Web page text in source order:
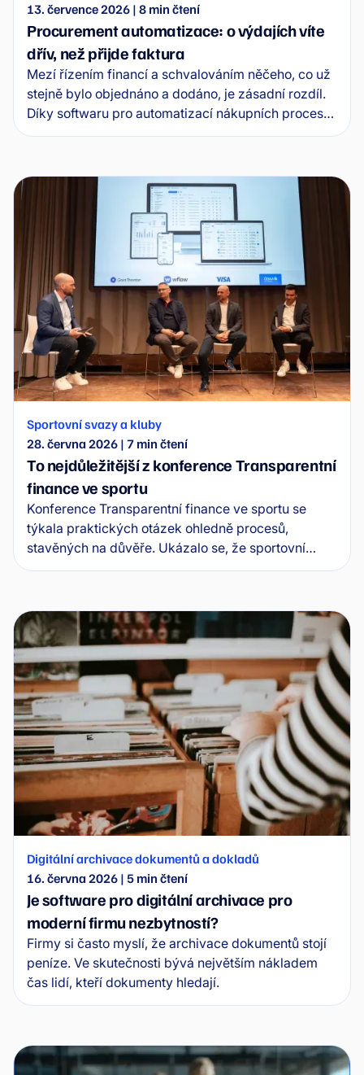
13. července 2026 | 8 min čtení
Procurement automatizace: o výdajích víte
dřív, než přijde faktura
Mezí řízením financí a schvalováním něčeho, co už
stejně bylo objednáno a dodáno, je zásadní rozdíl.
Díky softwaru pro automatizací nákupních procesů
je účetní oddělení součástí celého workflow už od
Sportovní svazy a kluby
28. června 2026 | 7 min čtení
To nejdůležitější z konference Transparentní
finance ve sportu
Konference Transparentní finance ve sportu se
týkala praktických otázek ohledně procesů,
stavěných na důvěře. Ukázalo se, že sportovní
svazy potřebují zavádět systém, který ochrání
svazů, bankovního sektoru a odborníků na finanční
kontrolu.
Digitální archivace dokumentů a dokladů
16. června 2026 | 5 min čtení
Je software pro digitální archivace pro
moderní firmu nezbytností?
Firmy si často myslí, že archivace dokumentů stojí
peníze. Ve skutečnosti bývá největším nákladem
čas lidí, kteří dokumenty hledají.